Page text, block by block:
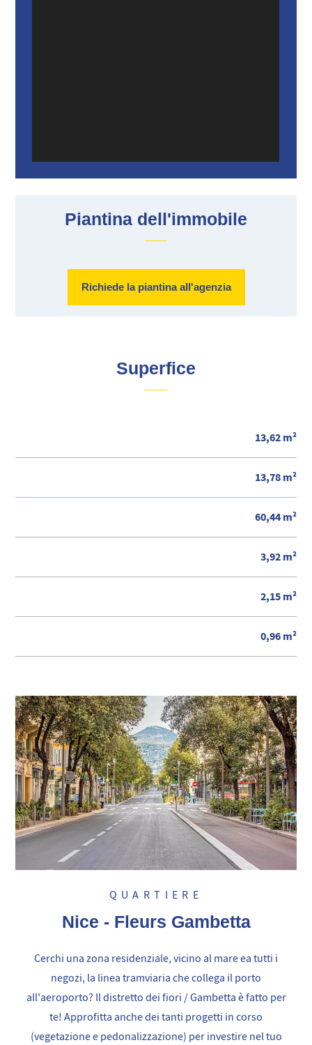
Piantina dell'immobile
Richiede la piantina all'agenzia
Superfice
13,62 m²
13,78 m²
60,44 m²
3,92 m²
2,15 m²
0,96 m²
QUARTIERE
Nice - Fleurs Gambetta
Cerchi una zona residenziale, vicino al mare ea tutti i
negozi, la linea tramviaria che collega il porto
all'aeroporto? Il distretto dei fiori / Gambetta è fatto per
te! Approfitta anche dei tanti progetti in corso
(vegetazione e pedonalizzazione) per investire nel tuo